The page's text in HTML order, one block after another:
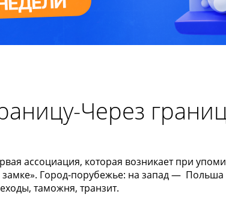
Через
ассоциация, которая возникает при
замке». Город-порубежье: на запад —
таможня, транзит.